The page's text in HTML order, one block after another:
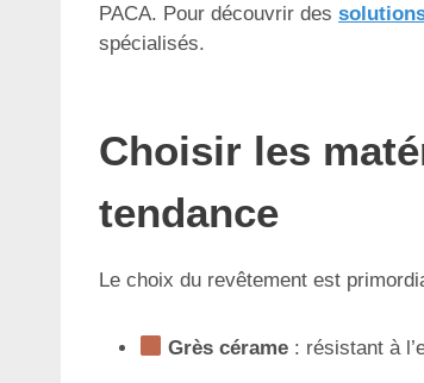
PACA. Pour découvrir des
spécialisés.
Choisir les
tendance
Le choix du revêtement est
Grès cérame : résistant à